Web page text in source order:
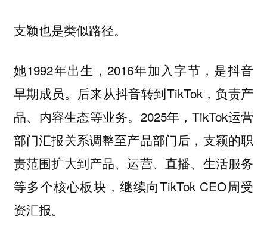
支颖也是类似路径。
她1992年出生，2016年加入字节，是抖音
早期成员。后来从抖音转到TikTok，负责产
品、内容生态等业务。2025年，TikTok运营
部门汇报关系调整至产品部门后，支颖的职
责范围扩大到产品、运营、直播、生活服务
等多个核心板块，继续向TikTok CEO周受
资汇报。